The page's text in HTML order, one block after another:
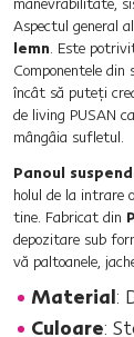
Aspectul general
lemn. Este
Componentele
încât să puteţi
de living PUSAN
mângâia sufletul.
Panoul
holul de la intrare
tine. Fabricat din
depozitare sub
vă paltoanele,
Material:
Culoare: